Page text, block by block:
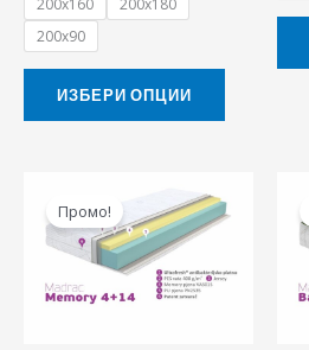
200x90
ИЗБЕРИ ОПЦИИ
product
Промо!
range:
12.830,00 ден
through
25.570,00 ден
product
multiple